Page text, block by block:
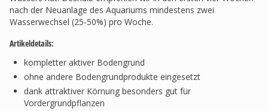
nach der Neuanlage des Aquariums mindestens zwei
Wasserwechsel (25-50%) pro Woche.
Artikeldetails:
kompletter aktiver Bodengrund
ohne andere Bodengrundprodukte eingesetzt
dank attraktiver Körnung besonders gut für
Vordergrundpflanzen